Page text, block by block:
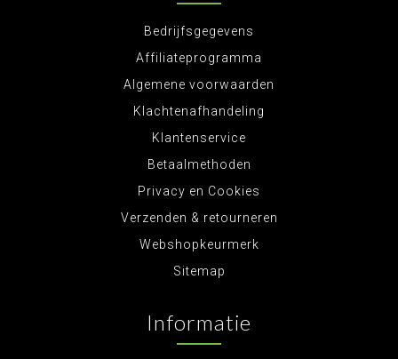
Bedrijfsgegevens
Affiliateprogramma
Algemene voorwaarden
Klachtenafhandeling
Klantenservice
Betaalmethoden
Privacy en Cookies
Verzenden & retourneren
Webshopkeurmerk
Sitemap
Informatie